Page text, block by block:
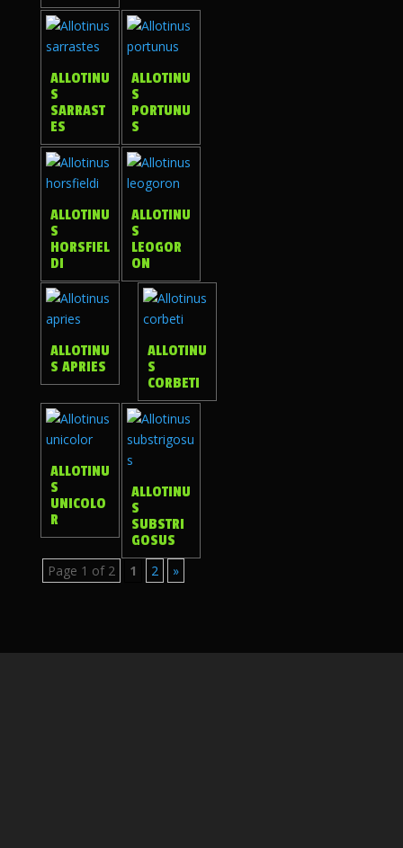
ALLOTINU
S
SARRAST
ES
ALLOTINU
S
PORTUNU
S
ALLOTINU
S
HORSFIEL
DI
ALLOTINU
S
LEOGOR
ON
ALLOTINU
S APRIES
ALLOTINU
S
CORBETI
ALLOTINU
S
UNICOLO
R
ALLOTINU
S
SUBSTRI
GOSUS
Page 1 of 2 1 2 »